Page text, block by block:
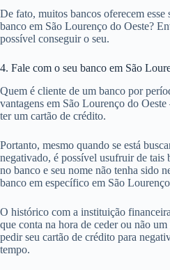
De fato, muitos bancos oferecem
banco em São Lourenço do Oeste?
possível conseguir o seu.
4. Fale com o seu banco em São
Quem é cliente de um banco por
vantagens em São Lourenço do
ter um cartão de crédito.
Portanto, mesmo quando se está
negativado, é possível usufruir de tais
no banco e seu nome não tenha sido
banco em específico em São
O histórico com a instituição
que conta na hora de ceder ou não
pedir seu cartão de crédito para
tempo.